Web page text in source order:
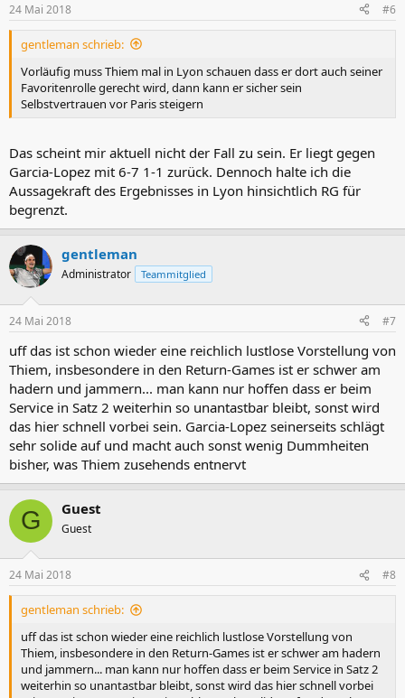
24 Mai 2018 #6
gentleman schrieb:
Vorläufig muss Thiem mal in Lyon schauen dass er dort auch seiner
Favoritenrolle gerecht wird, dann kann er sicher sein
Selbstvertrauen vor Paris steigern
Das scheint mir aktuell nicht der Fall zu sein. Er liegt gegen
Garcia-Lopez mit 6-7 1-1 zurück. Dennoch halte ich die
Aussagekraft des Ergebnisses in Lyon hinsichtlich RG für
begrenzt.
gentleman
Administrator Teammitglied
24 Mai 2018 #7
uff das ist schon wieder eine reichlich lustlose Vorstellung von
Thiem, insbesondere in den Return-Games ist er schwer am
hadern und jammern... man kann nur hoffen dass er beim
Service in Satz 2 weiterhin so unantastbar bleibt, sonst wird
das hier schnell vorbei sein. Garcia-Lopez seinerseits schlägt
sehr solide auf und macht auch sonst wenig Dummheiten
bisher, was Thiem zusehends entnervt
G Guest
Guest
24 Mai 2018 #8
gentleman schrieb:
uff das ist schon wieder eine reichlich lustlose Vorstellung von
Thiem, insbesondere in den Return-Games ist er schwer am hadern
und jammern... man kann nur hoffen dass er beim Service in Satz 2
weiterhin so unantastbar bleibt, sonst wird das hier schnell vorbei